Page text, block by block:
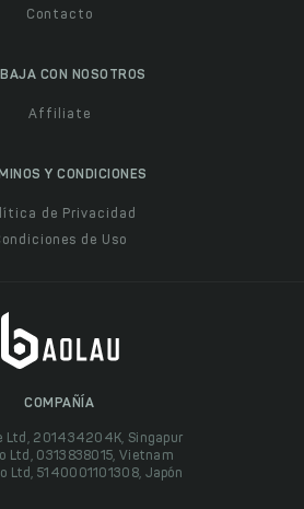
Contacto
CON NOSOTROS
Affiliate
Y CONDICIONES
de Privacidad
de Uso
COMPAÑÍA
Ltd, 201434204K, Singapur
Ltd, 0313838015, Vietnam
Ltd, 5140001101308, Japón